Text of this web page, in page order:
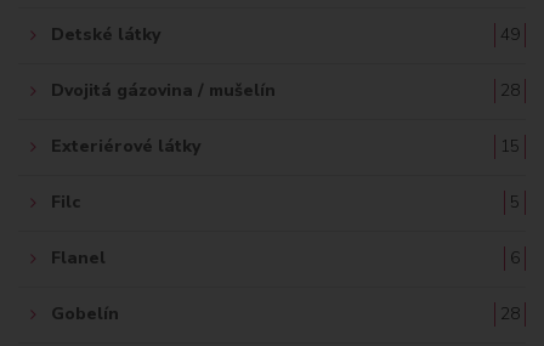
Detské látky 49
Dvojitá gázovina / mušelín 28
Exteriérové látky 15
Filc 5
Flanel 6
Gobelín 28